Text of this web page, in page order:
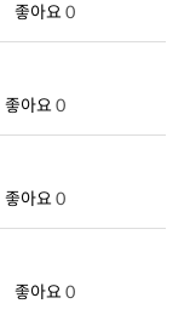
좋아요 0
좋아요 0
좋아요 0
좋아요 0